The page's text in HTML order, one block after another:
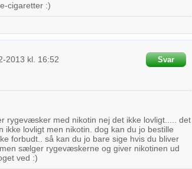
cigaretter :)
2013 kl. 16:52 Svar
rygevæsker med nikotin nej det ikke lovligt..... det
lovligt men nikotin. dog kan du jo bestille
forbudt.. så kan du jo bare sige hvis du bliver
sælger rygevæskerne og giver nikotinen ud
ved :)